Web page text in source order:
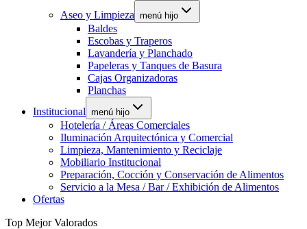
Aseo y Limpieza menú hijo
Baldes
Escobas y Traperos
Lavandería y Planchado
Papeleras y Tanques de Basura
Cajas Organizadoras
Planchas
Institucional menú hijo
Hotelería / Áreas Comerciales
Iluminación Arquitectónica y Comercial
Limpieza, Mantenimiento y Reciclaje
Mobiliario Institucional
Preparación, Cocción y Conservación de Alimentos
Servicio a la Mesa / Bar / Exhibición de Alimentos
Ofertas
Top Mejor Valorados